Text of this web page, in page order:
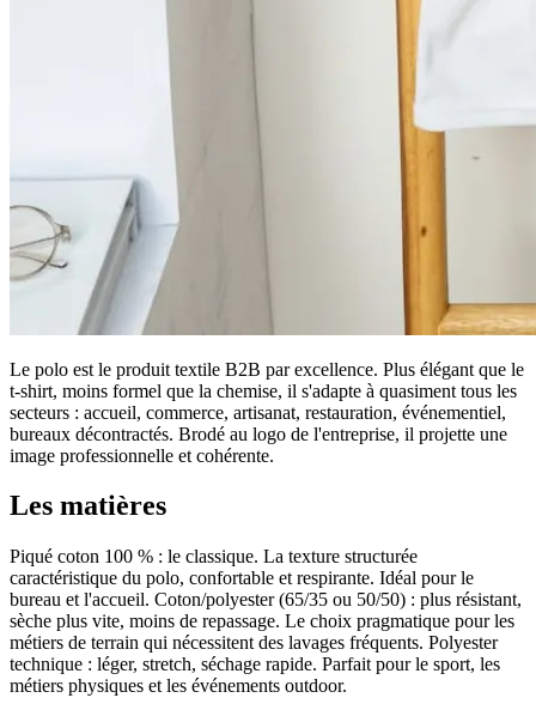
Le polo est le produit textile B2B par excellence. Plus élégant que le
t-shirt, moins formel que la chemise, il s'adapte à quasiment tous les
secteurs : accueil, commerce, artisanat, restauration, événementiel,
bureaux décontractés. Brodé au logo de l'entreprise, il projette une
image professionnelle et cohérente.
Les matières
Piqué coton 100 % : le classique. La texture structurée
caractéristique du polo, confortable et respirante. Idéal pour le
bureau et l'accueil. Coton/polyester (65/35 ou 50/50) : plus résistant,
sèche plus vite, moins de repassage. Le choix pragmatique pour les
métiers de terrain qui nécessitent des lavages fréquents. Polyester
technique : léger, stretch, séchage rapide. Parfait pour le sport, les
métiers physiques et les événements outdoor.